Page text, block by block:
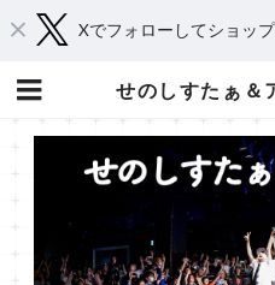
Xでフォローしてショッ